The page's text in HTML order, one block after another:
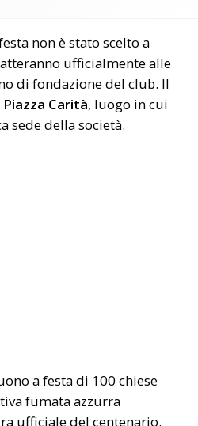
non è stato scelto a
ufficialmente alle
di fondazione del club. Il
Piazza Carità, luogo in cui
sede della società.
a festa di 100 chiese
fumata azzurra
ufficiale del centenario.